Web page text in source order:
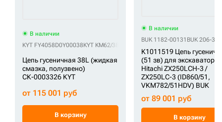
В наличии
KYT FY4058D0Y00038KYT KM62/38
Цепь гусеничная 38L (жидкая
смазка, полузвено)
СК-0003326 KYT
от 115 001 руб
В корзину
В наличии
BUK 1182-00131 BUK 206-
K1011519 Цепь
(51 зв) для экскаваторов
Hitachi ZX250LCH-3 /
ZX250LC-3 (ID860/51,
VKM782/51HDV) BUK
от 89 001 руб
В корзину